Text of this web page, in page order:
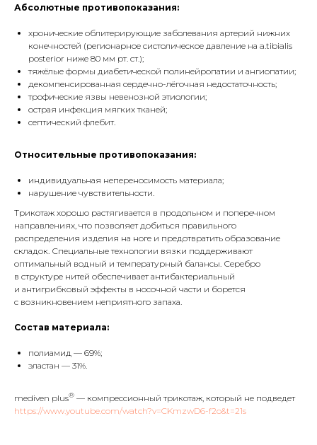
Абсолютные противопоказания:
хронические облитерирующие заболевания артерий нижних
конечностей (регионарное систолическое давление на a.tibialis
posterior ниже 80 мм рт. ст.);
тяжёлые формы диабетической полинейропатии и ангиопатии;
декомпенсированная сердечно-лёгочная недостаточность;
трофические язвы невенозной этиологии;
острая инфекция мягких тканей;
септический флебит.
Относительные противопоказания:
индивидуальная непереносимость материала;
нарушение чувствительности.
Трикотаж хорошо растягивается в продольном и поперечном
направлениях, что позволяет добиться правильного
распределения изделия на ноге и предотвратить образование
складок. Специальные технологии вязки поддерживают
оптимальный водный и температурный балансы. Серебро
в структуре нитей обеспечивает антибактериальный
и антигрибковый эффекты в носочной части и борется
с возникновением неприятного запаха.
Состав материала:
полиамид — 69%;
эластан — 31%.
mediven plus® — компрессионный трикотаж, который не подведет
https://www.youtube.com/watch?v=CKmzwD6-f2o&t=21s